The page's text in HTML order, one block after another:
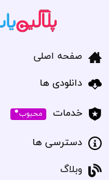
صفحه اصلی
دانلودی ها
خدمات محبوب•
دسترسی ها
وبلاگ